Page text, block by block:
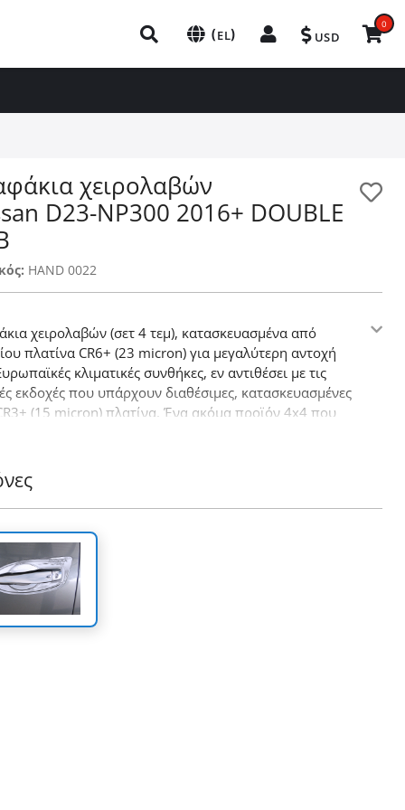
(EL) USD
0
χειρολαβών
D23-NP300 2016+ DOUBLE
HAND 0022
χειρολαβών (σετ 4 τεμ), κατασκευασμένα από
πλατίνα CR6+ (23 micron) για μεγαλύτερη αντοχή
κλιματικές συνθήκες, εν αντιθέσει με τις
εκδοχές που υπάρχουν διαθέσιμες, κατασκευασμένες
(15 micron) πλατίνα. Ένα ακόμα προϊόν 4x4 που